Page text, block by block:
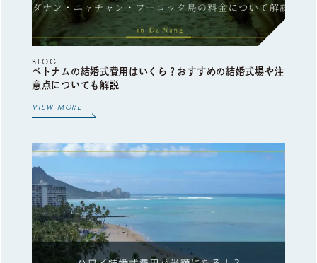
BLOG
ベトナムの結婚式費用はいくら？おすすめの結婚式場や注
意点についても解説
VIEW MORE